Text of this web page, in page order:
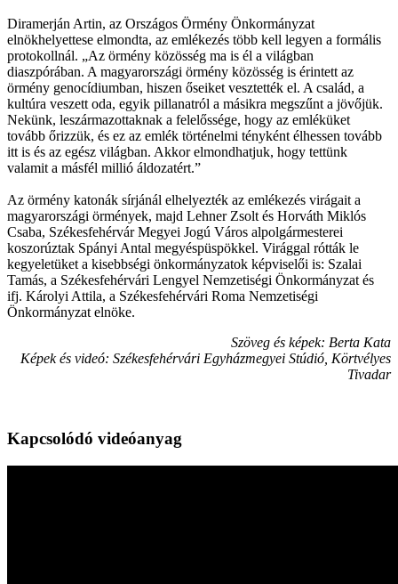
Diramerján Artin, az Országos Örmény Önkormányzat
elnökhelyettese elmondta, az emlékezés több kell legyen a formális
protokollnál. „Az örmény közösség ma is él a világban
diaszpórában. A magyarországi örmény közösség is érintett az
örmény genocídiumban, hiszen őseiket vesztették el. A család, a
kultúra veszett oda, egyik pillanatról a másikra megszűnt a jövőjük.
Nekünk, leszármazottaknak a felelőssége, hogy az emléküket
tovább őrizzük, és ez az emlék történelmi tényként élhessen tovább
itt is és az egész világban. Akkor elmondhatjuk, hogy tettünk
valamit a másfél millió áldozatért.”
Az örmény katonák sírjánál elhelyezték az emlékezés virágait a
magyarországi örmények, majd Lehner Zsolt és Horváth Miklós
Csaba, Székesfehérvár Megyei Jogú Város alpolgármesterei
koszorúztak Spányi Antal megyéspüspökkel. Virággal rótták le
kegyeletüket a kisebbségi önkormányzatok képviselői is: Szalai
Tamás, a Székesfehérvári Lengyel Nemzetiségi Önkormányzat és
ifj. Károlyi Attila, a Székesfehérvári Roma Nemzetiségi
Önkormányzat elnöke.
Szöveg és képek: Berta Kata
Képek és videó: Székesfehérvári Egyházmegyei Stúdió, Körtvélyes
Tivadar
Kapcsolódó videóanyag